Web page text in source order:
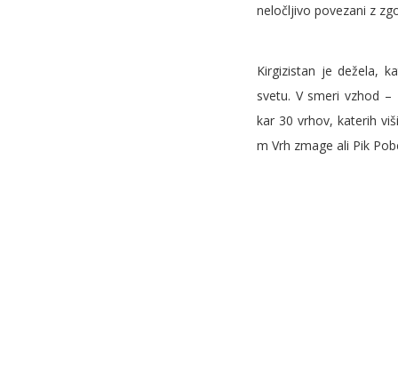
neločljivo povezani z
Kirgizistan je dežela,
svetu. V smeri vzhod
kar 30 vrhov, katerih
m Vrh zmage ali Pik